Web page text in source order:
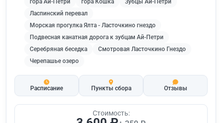
гора Ай-Петри
гора Кошка
Зубцы Ай-Петри
Ласпинский перевал
Морская прогулка Ялта - Ласточкино гнездо
Подвесная канатная дорога к зубцам Ай-Петри
Серебряная беседка
Смотровая Ласточкино Гнездо
Черепашье озеро
Расписание Пункты сбора Отзывы
Стоимость: